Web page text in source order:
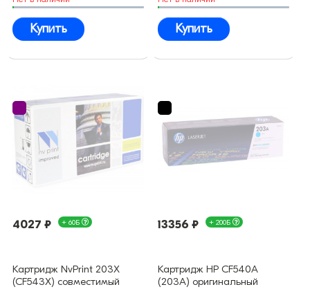
Купить Купить
4027 ₽ + 60Б
Картридж NvPrint 203X
(CF543X) совместимый
13356 ₽ + 200Б
Картридж HP CF540A
(203A) оригинальный